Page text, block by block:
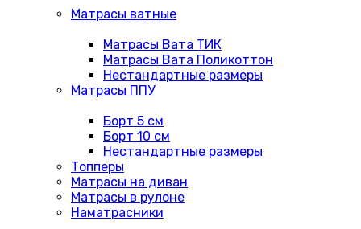
Матрасы ватные
Матрасы Вата ТИК
Матрасы Вата Поликоттон
Нестандартные размеры
Матрасы ППУ
Борт 5 см
Борт 10 см
Нестандартные размеры
Топперы
Матрасы на диван
Матрасы в рулоне
Наматрасники